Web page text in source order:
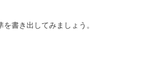
書き出してみましょう。